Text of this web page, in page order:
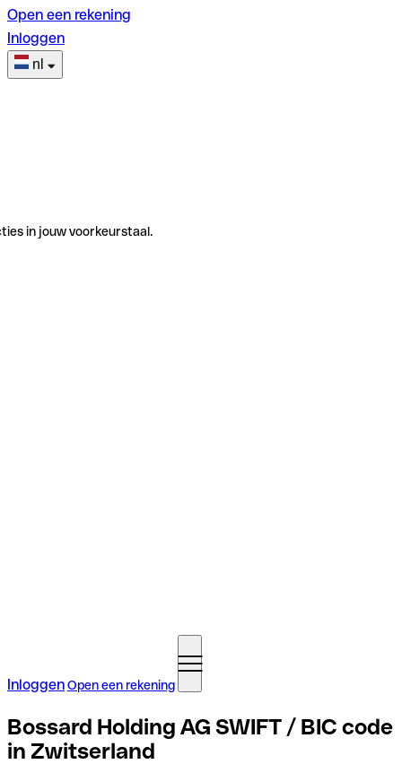
Open een rekening
Inloggen
nl
in jouw voorkeurstaal.
InloggenOpen een rekening
Bossard Holding AG SWIFT / BIC code
in Zwitserland